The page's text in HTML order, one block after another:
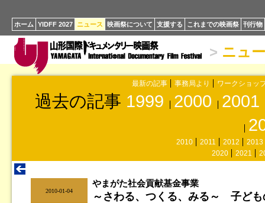
ホーム YIDFF 2027 ニュース 映画祭について 支援する これまでの映画祭 刊行物
> ニュ
最新の記事 事務局より ワークショッ
過去の記事 1999 2000 2001
2010 2011 2012
2013
2020
2021
2010-01-04
やまがた社会貢献基金事業
～さわる、つくる、みる～ 子ども